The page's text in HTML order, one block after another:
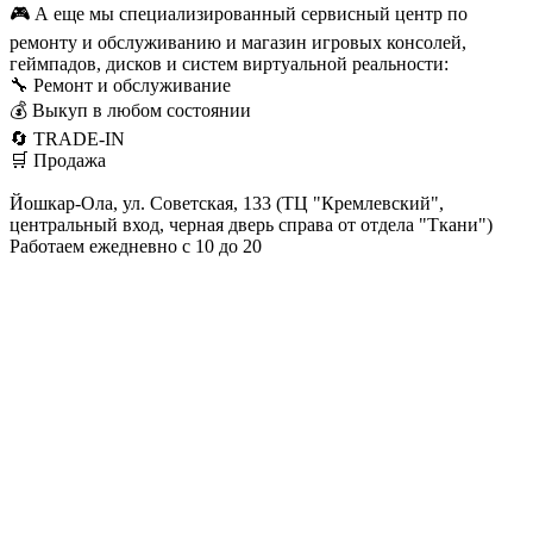
🎮 А еще мы специализированный сервисный центр по
ремонту и обслуживанию и магазин игровых консолей,
геймпадов, дисков и систем виртуальной реальности:
🔧 Ремонт и обслуживание
💰 Выкуп в любом состоянии
🔄 TRADE-IN
🛒 Продажа
Йошкар-Ола, ул. Советская, 133 (ТЦ "Кремлевский",
центральный вход, черная дверь справа от отдела "Ткани")
Работаем ежедневно с 10 до 20